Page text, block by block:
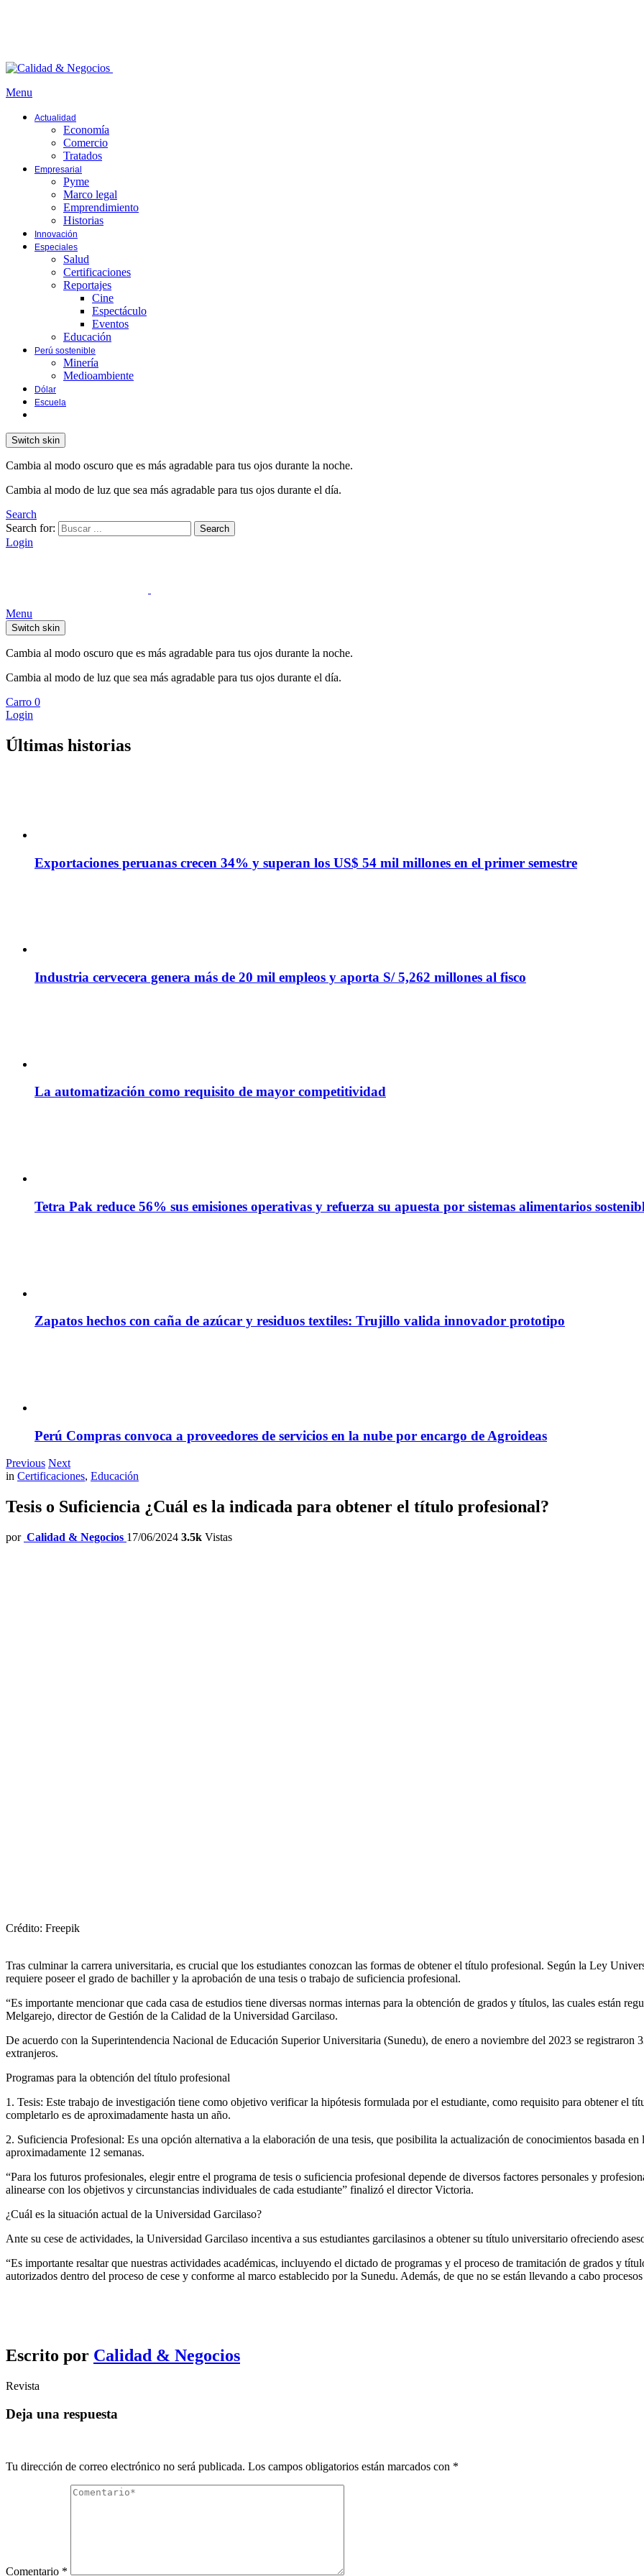
Menu
Actualidad
Economía
Comercio
Tratados
Empresarial
Pyme
Marco legal
Emprendimiento
Historias
Innovación
Especiales
Salud
Certificaciones
Reportajes
Cine
Espectáculo
Eventos
Educación
Perú sostenible
Minería
Medioambiente
Dólar
Escuela
Switch skin
Cambia al modo oscuro que es más agradable para tus ojos durante la noche.
Cambia al modo de luz que sea más agradable para tus ojos durante el día.
Search
Search for:
Search
Login
Menu
Switch skin
Cambia al modo oscuro que es más agradable para tus ojos durante la noche.
Cambia al modo de luz que sea más agradable para tus ojos durante el día.
Carro 0
Login
Últimas historias
Exportaciones peruanas crecen 34% y superan los US$ 54 mil millones en el primer semestre
Industria cervecera genera más de 20 mil empleos y aporta S/ 5,262 millones al fisco
La automatización como requisito de mayor competitividad
Tetra Pak reduce 56% sus emisiones operativas y refuerza su apuesta por sistemas alimentarios
Zapatos hechos con caña de azúcar y residuos textiles: Trujillo valida innovador prototipo
Perú Compras convoca a proveedores de servicios en la nube por encargo de Agroideas
Previous Next
in Certificaciones, Educación
Tesis o Suficiencia ¿Cuál es la indicada para obtener el título profesional?
por Calidad & Negocios 17/06/2024 3.5k Vistas
Crédito: Freepik
Tras culminar la carrera universitaria, es crucial que los estudiantes conozcan las formas de obtener el título profesional. Según la Ley
requiere poseer el grado de bachiller y la aprobación de una tesis o trabajo de suficiencia profesional.
“Es importante mencionar que cada casa de estudios tiene diversas normas internas para la obtención de grados y títulos, las cuales están
Melgarejo, director de Gestión de la Calidad de la Universidad Garcilaso.
De acuerdo con la Superintendencia Nacional de Educación Superior Universitaria (Sunedu), de enero a noviembre del 2023 se
extranjeros.
Programas para la obtención del título profesional
1. Tesis: Este trabajo de investigación tiene como objetivo verificar la hipótesis formulada por el estudiante, como requisito para obtener el
completarlo es de aproximadamente hasta un año.
2. Suficiencia Profesional: Es una opción alternativa a la elaboración de una tesis, que posibilita la actualización de conocimientos basada
aproximadamente 12 semanas.
“Para los futuros profesionales, elegir entre el programa de tesis o suficiencia profesional depende de diversos factores personales y
alinearse con los objetivos y circunstancias individuales de cada estudiante” finalizó el director Victoria.
¿Cuál es la situación actual de la Universidad Garcilaso?
Ante su cese de actividades, la Universidad Garcilaso incentiva a sus estudiantes garcilasinos a obtener su título universitario ofreciendo
“Es importante resaltar que nuestras actividades académicas, incluyendo el dictado de programas y el proceso de tramitación de grados y
autorizados dentro del proceso de cese y conforme al marco establecido por la Sunedu. Además, de que no se están llevando a cabo
Escrito por Calidad & Negocios
Revista
Deja una respuesta
Tu dirección de correo electrónico no será publicada. Los campos obligatorios están marcados con *
Comentario *